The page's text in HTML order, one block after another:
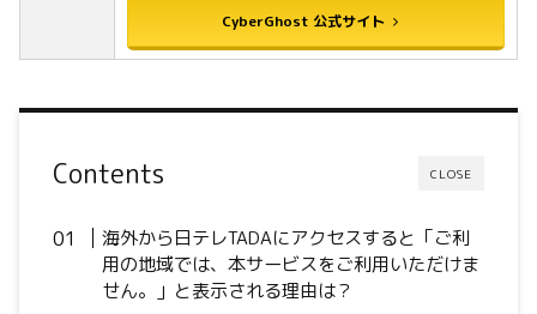
CyberGhost 公式サイト
CLOSE
Contents
海外から日テレTADAにアクセスすると「ご利
用の地域では、本サービスをご利用いただけま
せん。」と表示される理由は？